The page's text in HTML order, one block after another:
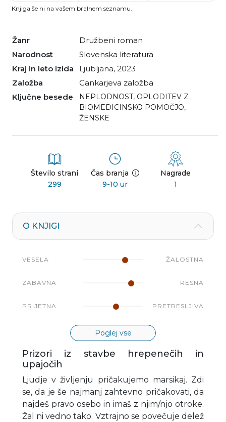
Žanr
družbeni roman
Narodnost
slovenska literatura
Kraj in leto izida
Ljubljana, 2023
Založba
Cankarjeva založba
Ključne besede
NEPLODNOST, OPLODITEV Z
BIOMEDICINSKO POMOČJO,
ŽENSKE
Število strani
299
Čas branja
9-10 ur
Nagrade
1
Knjiga še ni na vašem bralnem seznamu.
O KNJIGI
VESELA ŽALOSTNA
ZABAVNA RESNA
PRIJETNA PRETRESLJIVA
Poglej vse
Prizori iz stavbe hrepenečih in
upajočih
Ljudje v življenju pričakujemo marsikaj. Zdi
se, da je še najmanj zahtevno pričakovati, da
najdeš pravo osebo in imaš z njim/njo otroke.
Žal ni vedno tako. Vztrajno se povečuje delež